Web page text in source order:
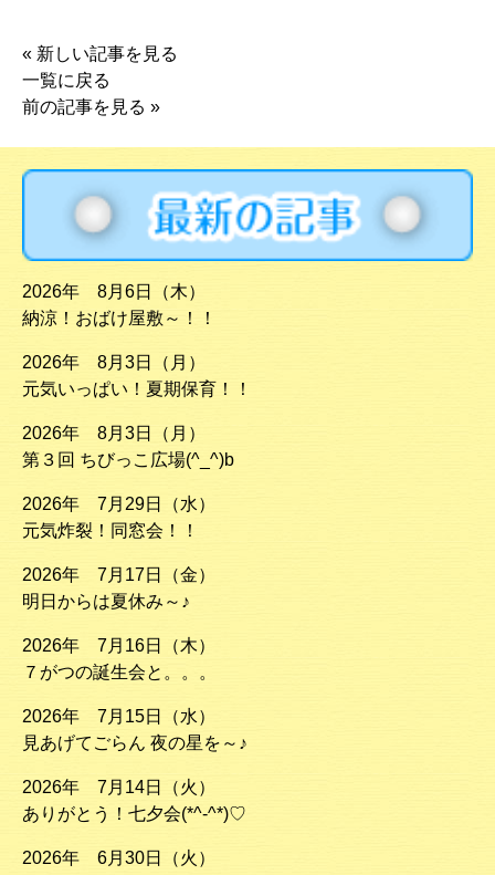
« 新しい記事を見る
一覧に戻る
前の記事を見る »
2026年 8月6日（木）
納涼！おばけ屋敷～！！
2026年 8月3日（月）
元気いっぱい！夏期保育！！
2026年 8月3日（月）
第３回 ちびっこ広場(^_^)b
2026年 7月29日（水）
元気炸裂！同窓会！！
2026年 7月17日（金）
明日からは夏休み～♪
2026年 7月16日（木）
７がつの誕生会と。。。
2026年 7月15日（水）
見あげてごらん 夜の星を～♪
2026年 7月14日（火）
ありがとう！七夕会(*^-^*)♡
2026年 6月30日（火）